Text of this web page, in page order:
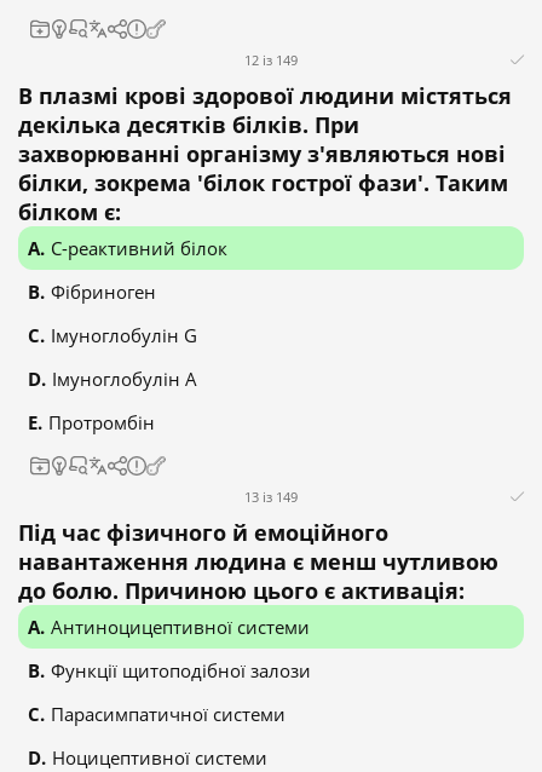
12 із 149
В плазмі крові здорової людини містяться
декілька десятків білків. При
захворюванні організму з'являються нові
білки, зокрема 'білок гострої фази'. Таким
білком є:
С-реактивний білок
Фібриноген
Імуноглобулін G
Імуноглобулін А
Протромбін
13 із 149
Під час фізичного й емоційного
навантаження людина є менш чутливою
до болю. Причиною цього є активація:
Антиноцицептивної системи
Функції щитоподібної залози
Парасимпатичної системи
Ноцицептивної системи